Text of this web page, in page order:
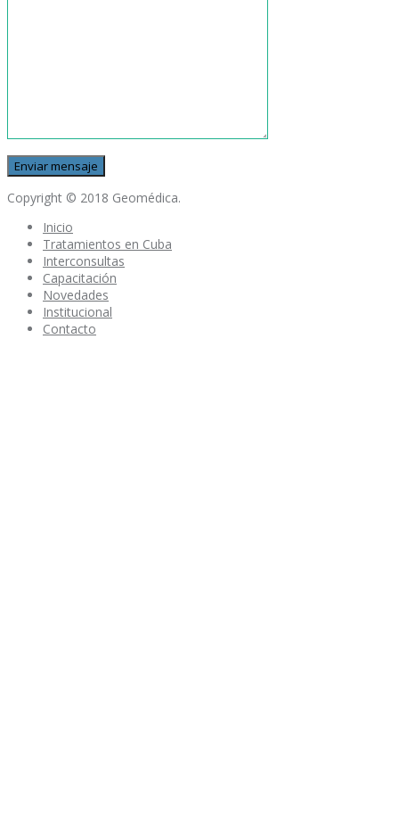
Copyright © 2018 Geomédica.
Inicio
Tratamientos en Cuba
Interconsultas
Capacitación
Novedades
Institucional
Contacto